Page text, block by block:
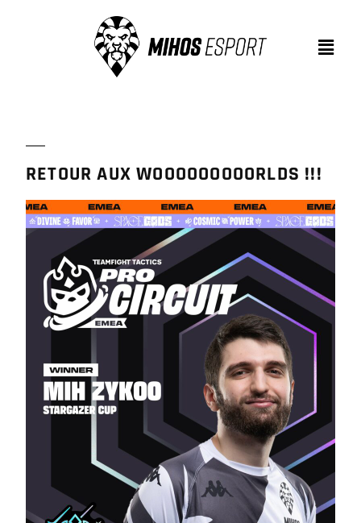
RETOUR AUX WOOOOOOOOORLDS !!!